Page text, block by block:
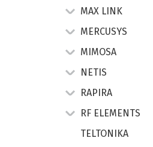
MAX LINK
MERCUSYS
MIMOSA
NETIS
RAPIRA
RF ELEMENTS
TELTONIKA